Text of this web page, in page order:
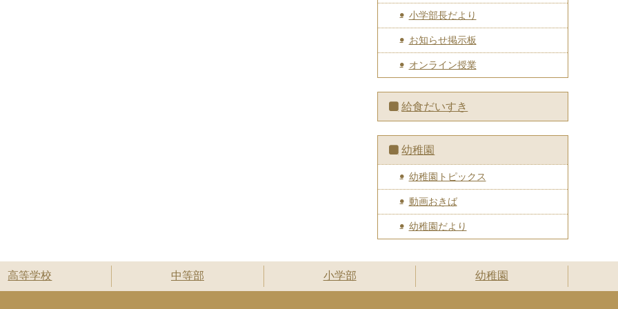
小学部長だより
お知らせ掲示板
オンライン授業
給食だいすき
幼稚園
幼稚園トピックス
動画おきば
幼稚園だより
高等学校 中等部 小学部 幼稚園